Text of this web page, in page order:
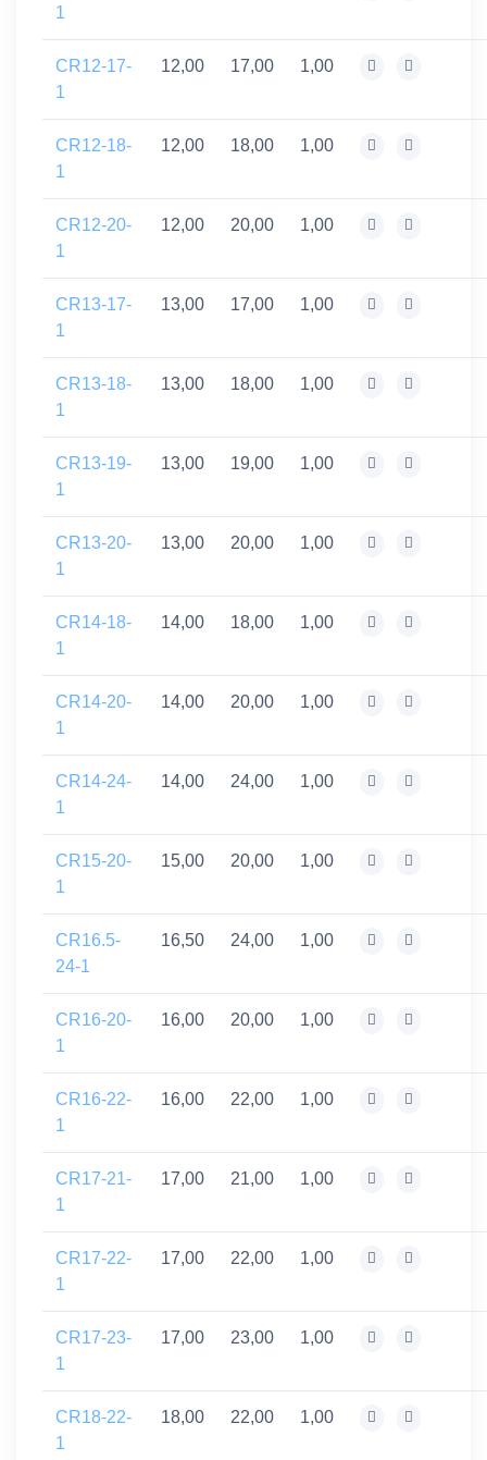
1
CR12-17-
1
12,00 17,00 1,00
CR12-18-
1
12,00 18,00 1,00
CR12-20-
1
12,00 20,00 1,00
CR13-17-
1
13,00 17,00 1,00
CR13-18-
1
13,00 18,00 1,00
CR13-19-
1
13,00 19,00 1,00
CR13-20-
1
13,00 20,00 1,00
CR14-18-
1
14,00 18,00 1,00
CR14-20-
1
14,00 20,00 1,00
CR14-24-
1
14,00 24,00 1,00
CR15-20-
1
15,00 20,00 1,00
CR16.5-
24-1
16,50 24,00 1,00
CR16-20-
1
16,00 20,00 1,00
CR16-22-
1
16,00 22,00 1,00
CR17-21-
1
17,00 21,00 1,00
CR17-22-
1
17,00 22,00 1,00
CR17-23-
1
17,00 23,00 1,00
CR18-22-
1
18,00 22,00 1,00